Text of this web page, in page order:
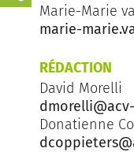
Marie-Marie
marie-
RÉDACTION
David Morelli
Donatienne